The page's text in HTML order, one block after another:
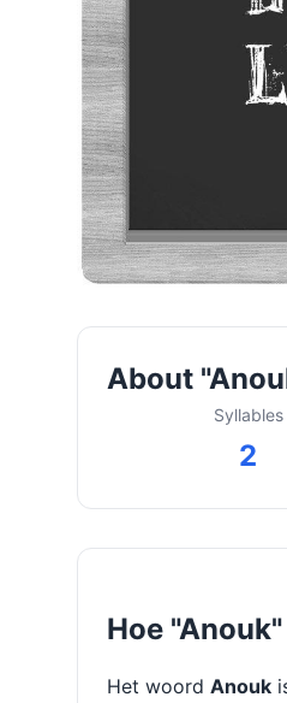
About
Syllables
2
Hoe
Het woord Anouk